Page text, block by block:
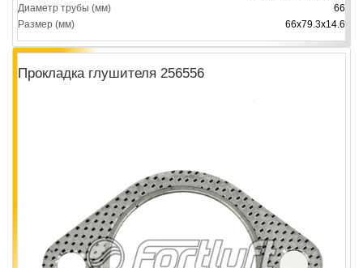
Диаметр трубы (мм)
66
Размер (мм)
66х79.3х14.6
Прокладка глушителя 256556